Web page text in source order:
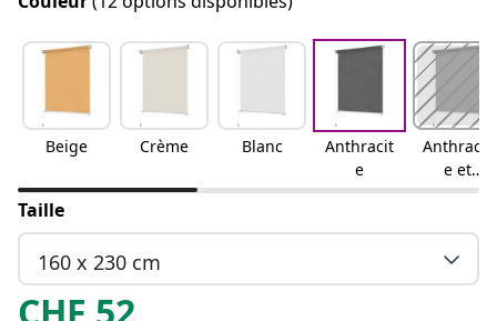
Beige Crème Blanc
Anthracit
e
Anthracit
e et
bande
Taille
160 x 230 cm